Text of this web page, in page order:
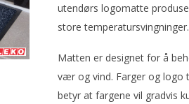
utendørs logomatte
store temperatursvingninger.
Matten er designet for å
vær og vind. Farger og logo
betyr at fargene vil gradvis